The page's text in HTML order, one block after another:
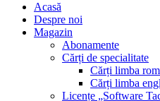
Acasă
Despre noi
Magazin
Abonamente
Cărți de specialitate
Cărți limba
Cărți limba
Licențe „Software